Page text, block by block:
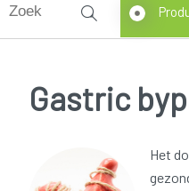
Gastric
Het